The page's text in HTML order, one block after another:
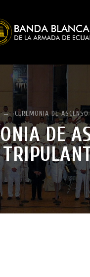
→CEREMONIA DE
DE